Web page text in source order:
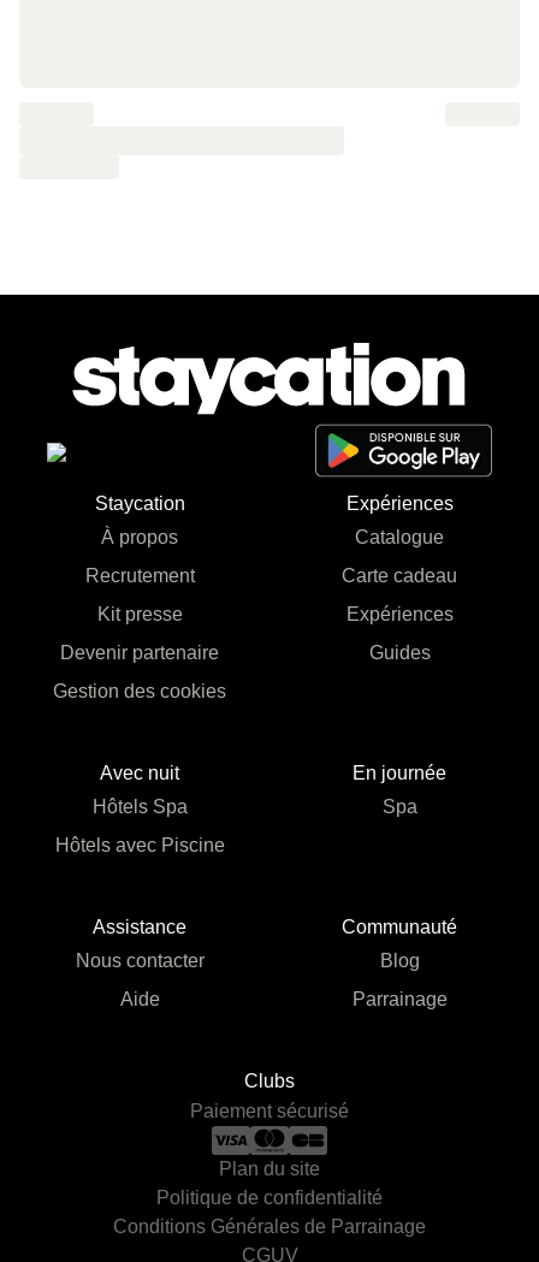
Staycation
À propos
Recrutement
Kit presse
Devenir partenaire
Gestion des cookies
Expériences
Catalogue
Carte cadeau
Expériences
Guides
Avec nuit
Hôtels Spa
Hôtels avec Piscine
En journée
Spa
Assistance
Nous contacter
Aide
Communauté
Blog
Parrainage
Clubs
Paiement sécurisé
Plan du site
Politique de confidentialité
Conditions Générales de Parrainage
CGUV